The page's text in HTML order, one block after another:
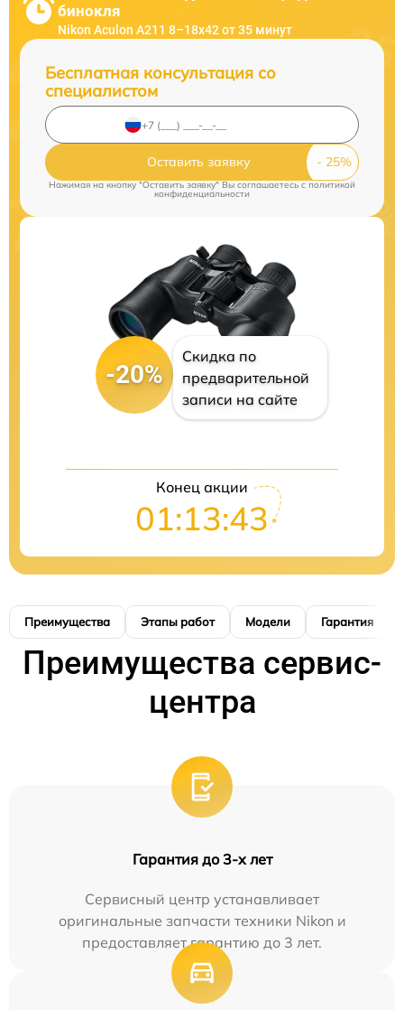
бинокля
Nikon Aculon A211 8–18x42 от 35 минут
Бесплатная консультация со
специалистом
Оставить заявку
Нажимая на кнопку "Оставить заявку" Вы соглашаетесь cполитикой
конфиденциальности
-20%
Скидка по
предварительной
записи на сайте
Конец акции
01:13:42
Преимущества Этапы работ Модели Гарантия
Преимущества сервис-
центра
Гарантия до 3-х лет
Сервисный центр устанавливает
оригинальные запчасти техники Nikon и
предоставляет гарантию до 3 лет.